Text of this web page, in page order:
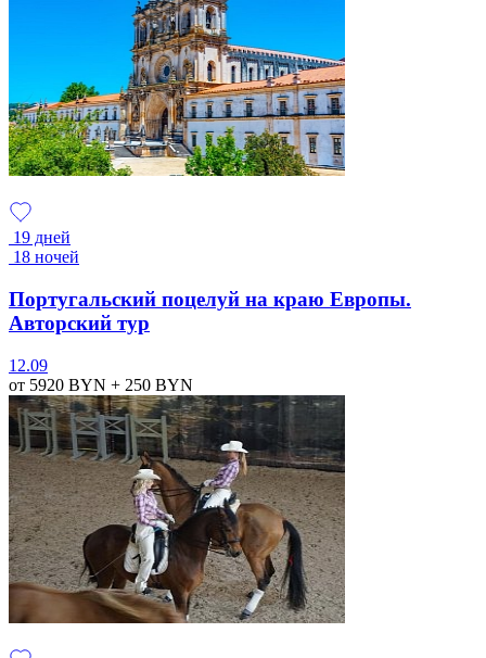
19 дней
18 ночей
Португальский поцелуй на краю Европы.
Авторский тур
12.09
от 5920 BYN + 250 BYN